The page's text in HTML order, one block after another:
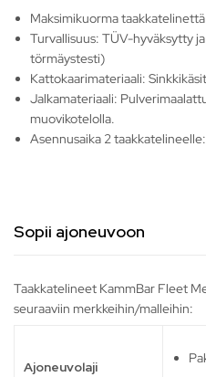
Maksimikuorma
Turvallisuus: TÜV-hyväksytty
törmäystesti)
Kattokaarimateriaali:
Jalkamateriaali:
muovikotelolla.
Asennusaika 2
Sopii ajoneuvoon
Taakkatelineet KammBar Fleet
seuraaviin merkkeihin/malleihin:
Ajoneuvolaji